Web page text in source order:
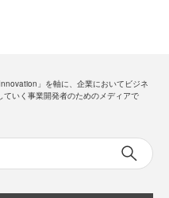
」を軸に、企業においてビジネ
ていく事業開発者のためのメディアで